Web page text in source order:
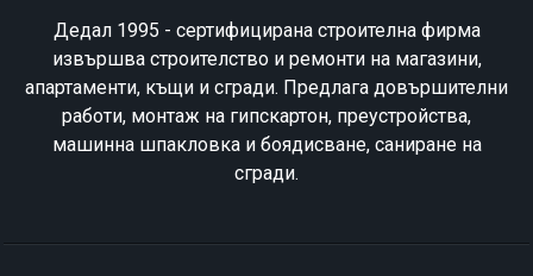
Дедал 1995 - сертифицирана строителна фирма
извършва строителство и ремонти на магазини,
апартаменти, къщи и сгради. Предлага довършителни
работи, монтаж на гипскартон, преустройства,
машинна шпакловка и боядисване, саниране на
сгради.